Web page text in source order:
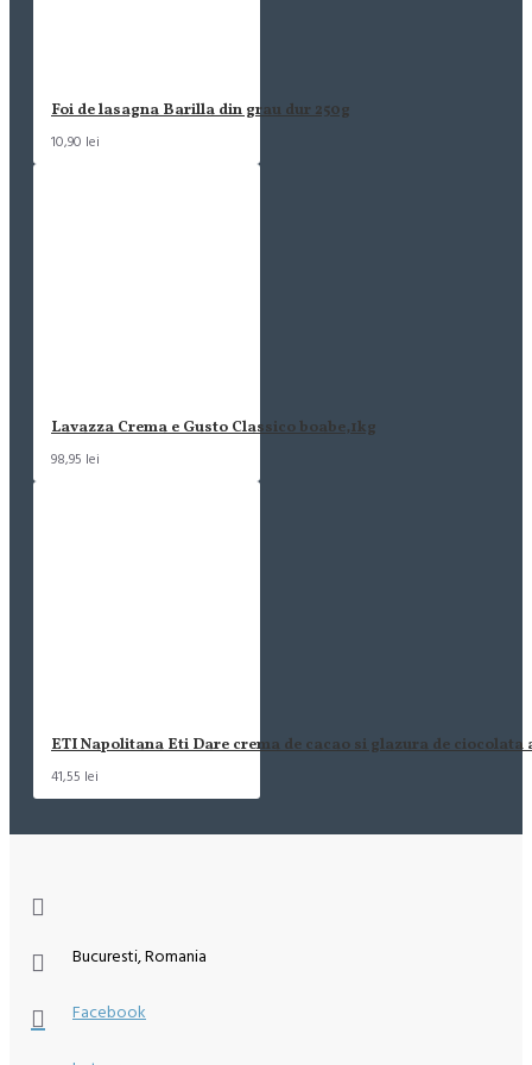
Foi de lasagna Barilla din grau dur 250g
10,90 lei
Lavazza Crema e Gusto Classico boabe,1kg
98,95 lei
ETI Napolitana Eti Dare crema de cacao si glazura de ciocolata
41,55 lei
Bucuresti, Romania
Facebook